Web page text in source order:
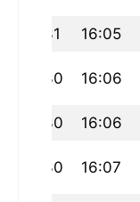
16:05
19:31
16:06
19:30
16:06
19:30
16:07
19:30